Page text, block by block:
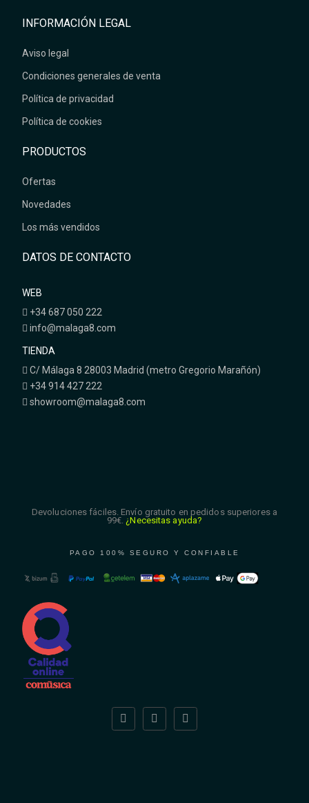
INFORMACIÓN LEGAL
Aviso legal
Condiciones generales de venta
Política de privacidad
Política de cookies
PRODUCTOS
Ofertas
Novedades
Los más vendidos
DATOS DE CONTACTO
WEB
+34 687 050 222
info@malaga8.com
TIENDA
C/ Málaga 8 28003 Madrid (metro Gregorio Marañón)
+34 914 427 222
showroom@malaga8.com
Devoluciones fáciles. Envío gratuito en pedidos superiores a
99€. ¿Necesitas ayuda?
PAGO 100% SEGURO Y CONFIABLE